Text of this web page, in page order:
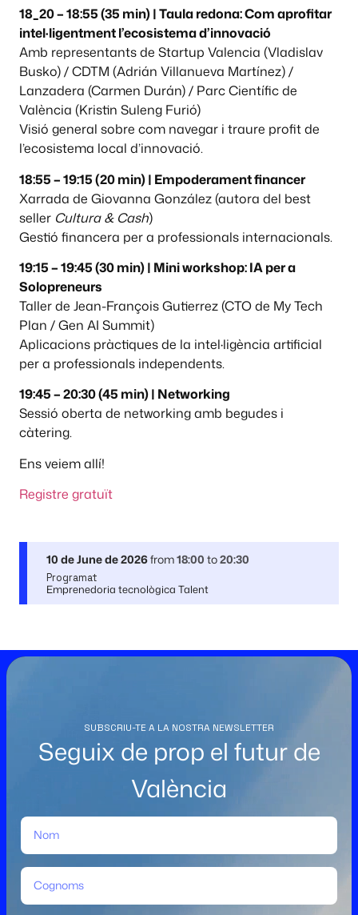
18_20 – 18:55 (35 min) | Taula redona: Com aprofitar
intel·ligentment l’ecosistema d’innovació
Amb representants de Startup Valencia (Vladislav
Busko) / CDTM (Adrián Villanueva Martínez) /
Lanzadera (Carmen Durán) / Parc Científic de
València (Kristin Suleng Furió)
Visió general sobre com navegar i traure profit de
l’ecosistema local d’innovació.
18:55 – 19:15 (20 min) | Empoderament financer
Xarrada de Giovanna González (autora del best
seller Cultura & Cash)
Gestió financera per a professionals internacionals.
19:15 – 19:45 (30 min) | Mini workshop: IA per a
Solopreneurs
Taller de Jean-François Gutierrez (CTO de My Tech
Plan / Gen AI Summit)
Aplicacions pràctiques de la intel·ligència artificial
per a professionals independents.
19:45 – 20:30 (45 min) | Networking
Sessió oberta de networking amb begudes i
càtering.
Ens veiem allí!
Registre gratuït
10 de June de 2026from18:00 to20:30
Programat
Emprenedoria tecnològica Talent
SUBSCRIU-TE A LA NOSTRA NEWSLETTER
Seguix de prop el futur de
València